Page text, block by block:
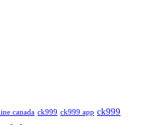
canada ck999 ck999 app ck999